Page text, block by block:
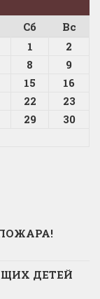
Сб
Вс
1
2
8
9
15
16
22
23
29
30
ДЕТЕЙ